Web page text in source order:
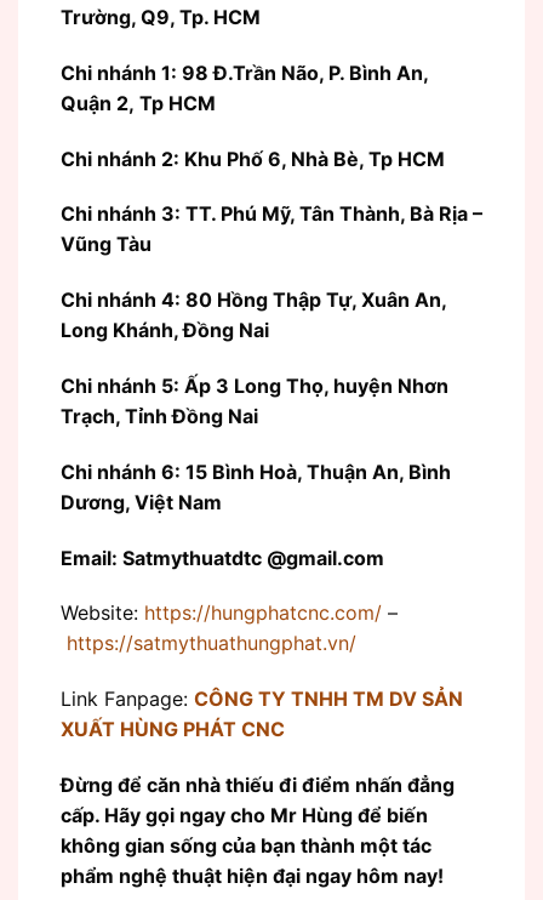
Trường, Q9, Tp. HCM
Chi nhánh 1: 98 Đ.Trần Não, P. Bình An,
Quận 2, Tp HCM
Chi nhánh 2: Khu Phố 6, Nhà Bè, Tp HCM
Chi nhánh 3: TT. Phú Mỹ, Tân Thành, Bà Rịa –
Vũng Tàu
Chi nhánh 4: 80 Hồng Thập Tự, Xuân An,
Long Khánh, Đồng Nai
Chi nhánh 5: Ấp 3 Long Thọ, huyện Nhơn
Trạch, Tỉnh Đồng Nai
Chi nhánh 6: 15 Bình Hoà, Thuận An, Bình
Dương, Việt Nam
Email: Satmythuatdtc @gmail.com
Website: https://hungphatcnc.com/ –
https://satmythuathungphat.vn/
Link Fanpage: CÔNG TY TNHH TM DV SẢN
XUẤT HÙNG PHÁT CNC
Đừng để căn nhà thiếu đi điểm nhấn đẳng
cấp. Hãy gọi ngay cho Mr Hùng để biến
không gian sống của bạn thành một tác
phẩm nghệ thuật hiện đại ngay hôm nay!